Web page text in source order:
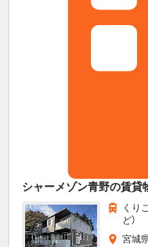
シャーメゾン青野の賃貸
くり
ど）
宮城